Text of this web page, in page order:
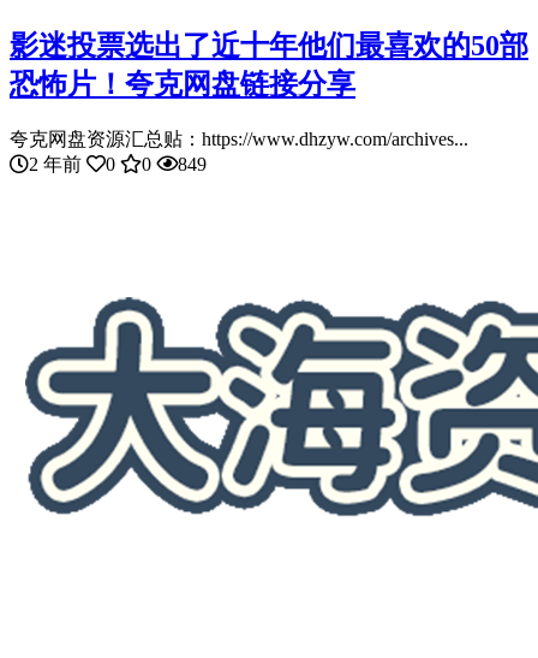
影迷投票选出了近十年他们最喜欢的50部
恐怖片！夸克网盘链接分享
夸克网盘资源汇总贴：https://www.dhzyw.com/archives...
2 年前
0 0 849